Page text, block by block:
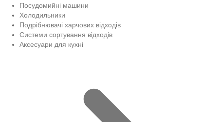
Посудомийні машини
Холодильники
Подрібнювачі харчових відходів
Системи сортування відходів
Аксесуари для кухні